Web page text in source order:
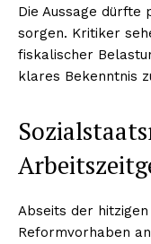
Die Aussage dürfte
sorgen. Kritiker
fiskalischer
klares Bekenntnis
Abseits der
Reformvorhaben